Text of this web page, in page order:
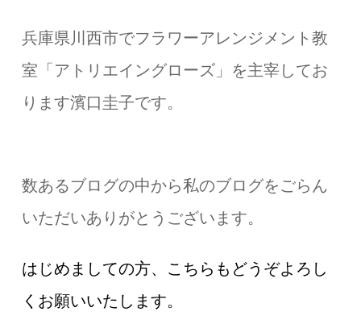
兵庫県川西市でフラワーアレンジメント教
室「アトリエイングローズ」を主宰してお
ります濱口圭子です。
数あるブログの中から私のブログをごらん
いただいありがとうございます。
はじめましての方、こちらもどうぞよろし
くお願いいたします。